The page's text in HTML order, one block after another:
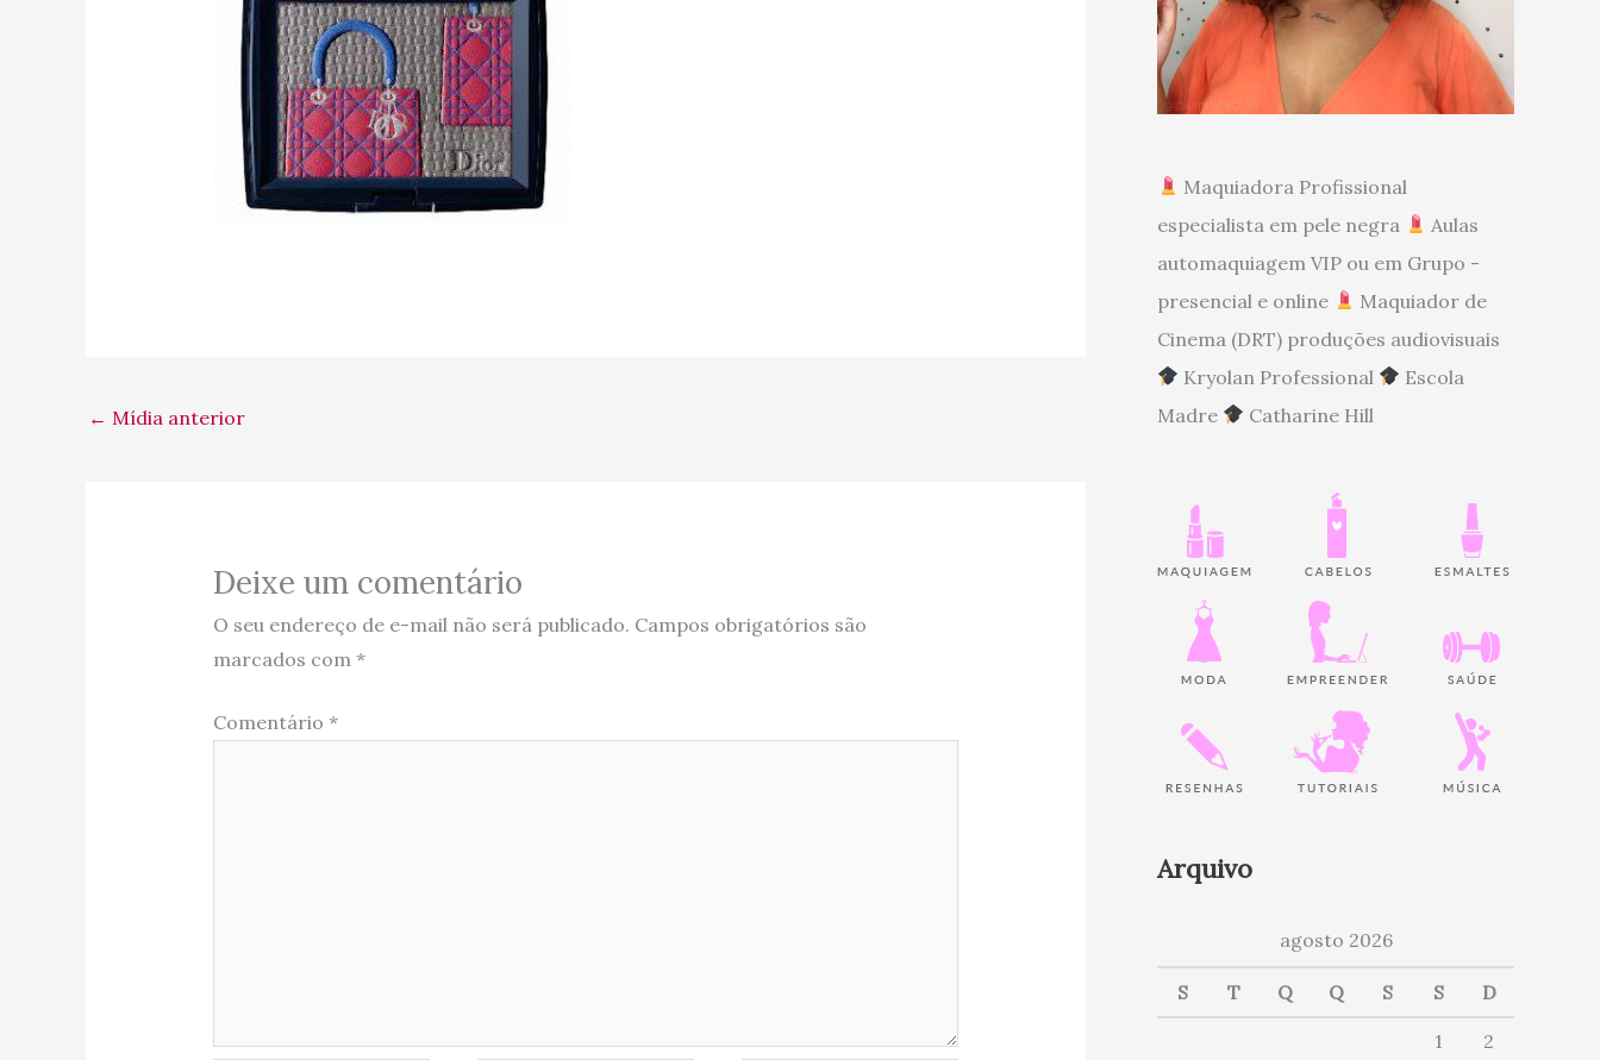
← Mídia anterior
Deixe um comentário
O seu endereço de e-mail não será publicado. Campos obrigatórios são
marcados com *
Comentário *
Maquiadora Profissional
especialista em pele negra
Aulas
automaquiagem VIP ou em Grupo -
presencial e online
Maquiador de
Cinema (DRT) produções audiovisuais
Kryolan Professional
Escola
Madre
Catharine Hill
Arquivo
agosto 2026
S T Q Q S S D
1
2